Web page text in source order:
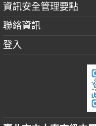
資訊安全管理要點
聯絡資訊
登入